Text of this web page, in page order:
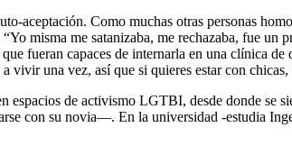
aceptación. Como muchas otras personas
misma me satanizaba, me rechazaba, fue
fueran capaces de internarla en una clínica
vivir una vez, así que si quieres estar con
espacios de activismo LGTBI, desde donde
con su novia—. En la universidad -estudia